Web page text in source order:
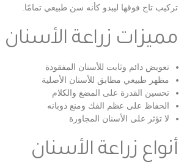
تركيب تاج فوقها ليبدو كأنه سن طبيعي تمامًا.
مميزات زراعة الأسنان
تعويض دائم وثابت للأسنان المفقودة
مظهر طبيعي مطابق للأسنان الأصلية
تحسين القدرة على المضغ والكلام
الحفاظ على عظم الفك ومنع ذوبانه
لا تؤثر على الأسنان المجاورة
أنواع زراعة الأسنان